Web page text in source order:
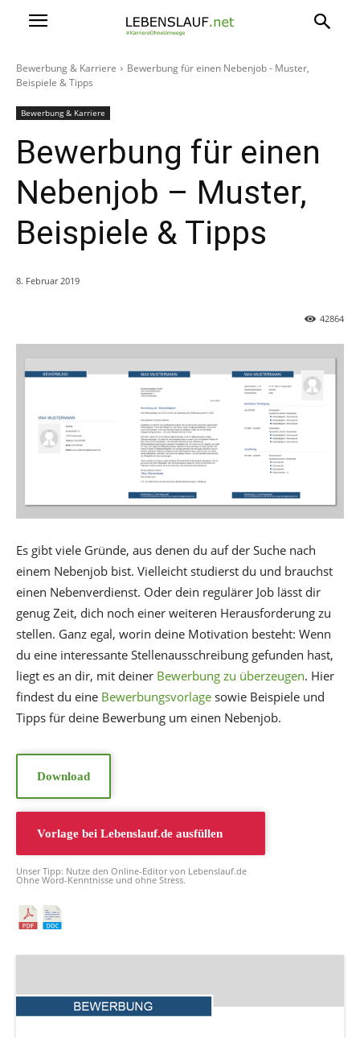
Bewerbung & Karriere
Bewerbung für einen Nebenjob - Muster,
Beispiele & Tipps
Bewerbung & Karriere
Bewerbung für einen
Nebenjob – Muster,
Beispiele & Tipps
8. Februar 2019
42864
Es gibt viele Gründe, aus denen du auf der Suche nach
einem Nebenjob bist. Vielleicht studierst du und brauchst
einen Nebenverdienst. Oder dein regulärer Job lässt dir
genug Zeit, dich noch einer weiteren Herausforderung zu
stellen. Ganz egal, worin deine Motivation besteht: Wenn
du eine interessante Stellenausschreibung gefunden hast,
liegt es an dir, mit deiner Bewerbung zu überzeugen. Hier
findest du eine Bewerbungsvorlage sowie Beispiele und
Tipps für deine Bewerbung um einen Nebenjob.
Download
Vorlage bei Lebenslauf.de ausfüllen
Unser Tipp: Nutze den Online-Editor von Lebenslauf.de
Ohne Word-Kenntnisse und ohne Stress.